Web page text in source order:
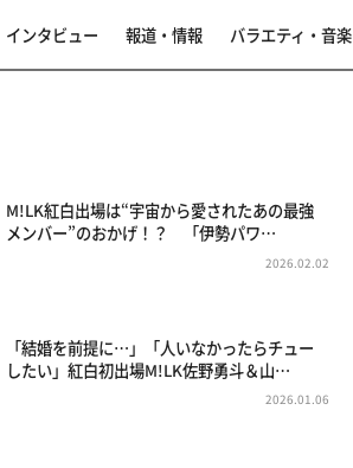
インタビュー 報道・情報 バラエティ・音楽
M!LK紅白出場は“宇宙から愛されたあの最強
メンバー”のおかげ！？ 「伊勢パワ…
2026.02.02
「結婚を前提に…」「人いなかったらチュー
したい」紅白初出場M!LK佐野勇斗＆山…
2026.01.06